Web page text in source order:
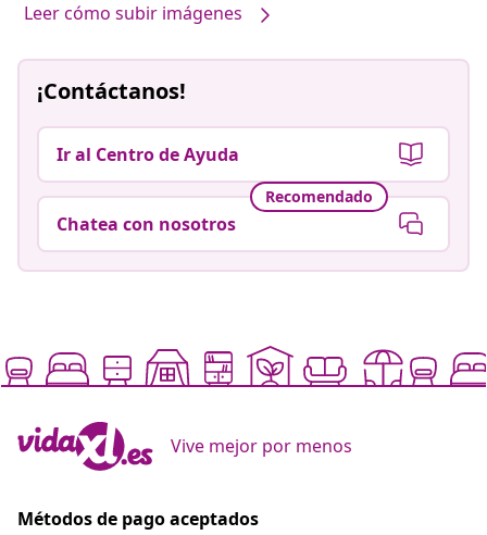
Leer cómo subir imágenes
¡Contáctanos!
Ir al Centro de Ayuda
Recomendado
Chatea con nosotros
Vive mejor por menos
Métodos de pago aceptados